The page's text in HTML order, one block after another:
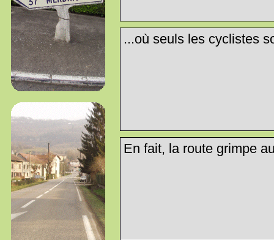
...où seuls les cyclistes
En fait, la route grimpe